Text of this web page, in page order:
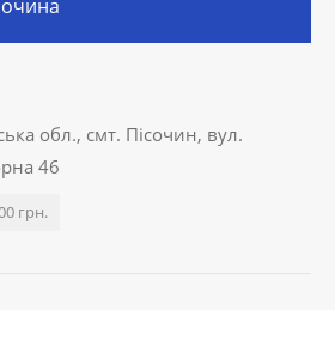
обл., смт. Пісочин, вул.
46
грн.